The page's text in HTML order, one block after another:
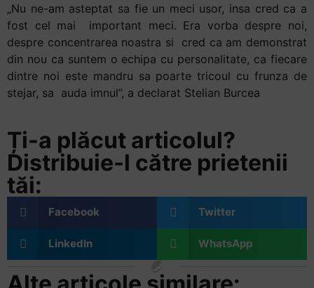
„Nu ne-am asteptat sa fie un meci usor, insa cred ca a
fost cel mai important meci. Era vorba despre noi,
despre concentrarea noastra si cred ca am demonstrat
din nou ca suntem o echipa cu personalitate, ca fiecare
dintre noi este mandru sa poarte tricoul cu frunza de
stejar, sa auda imnul”, a declarat Stelian Burcea
Ți-a plăcut articolul?
Distribuie-l către prietenii
tăi:
Facebook Twitter
LinkedIn WhatsApp